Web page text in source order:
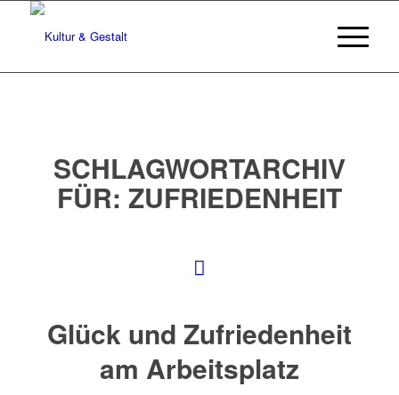
SCHLAGWORTARCHIV
FÜR: ZUFRIEDENHEIT
Glück und Zufriedenheit
am Arbeitsplatz